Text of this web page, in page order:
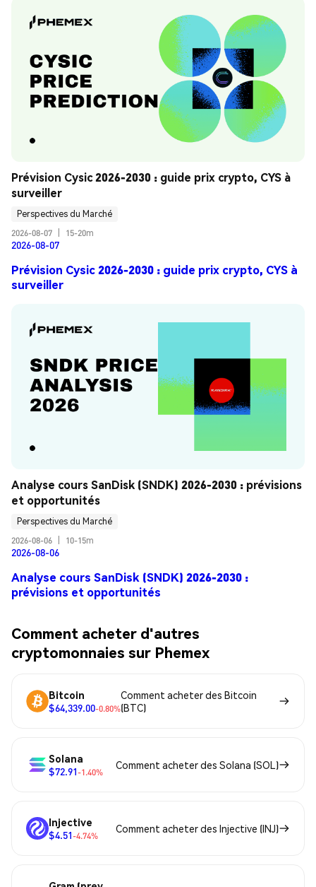
Prévision Cysic 2026-2030 : guide prix crypto, CYS à
surveiller
Perspectives du Marché
2026-08-07
15-20m
2026-08-07
Prévision Cysic 2026-2030 : guide prix crypto, CYS à
surveiller
Analyse cours SanDisk (SNDK) 2026-2030 : prévisions
et opportunités
Perspectives du Marché
2026-08-06
10-15m
2026-08-06
Analyse cours SanDisk (SNDK) 2026-2030 :
prévisions et opportunités
Comment acheter d'autres
cryptomonnaies sur Phemex
Bitcoin
$64,339.00-0.80%
Comment acheter des Bitcoin
(BTC)
Solana
$72.91-1.40%
Comment acheter des Solana (SOL)
Injective
$4.51-4.74%
Comment acheter des Injective (INJ)